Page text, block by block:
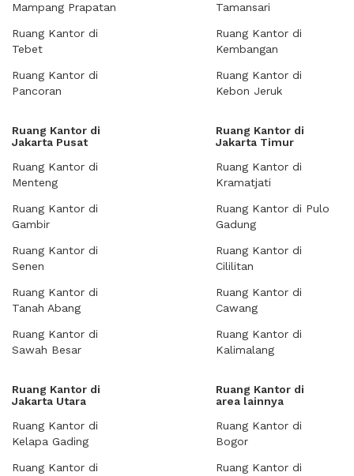
Mampang Prapatan
Ruang Kantor di
Tebet
Ruang Kantor di
Pancoran
Tamansari
Ruang Kantor di
Kembangan
Ruang Kantor di
Kebon Jeruk
Ruang Kantor di
Jakarta Pusat
Ruang Kantor di
Menteng
Ruang Kantor di
Gambir
Ruang Kantor di
Senen
Ruang Kantor di
Tanah Abang
Ruang Kantor di
Sawah Besar
Ruang Kantor di
Jakarta Timur
Ruang Kantor di
Kramatjati
Ruang Kantor di Pulo
Gadung
Ruang Kantor di
Cililitan
Ruang Kantor di
Cawang
Ruang Kantor di
Kalimalang
Ruang Kantor di
Jakarta Utara
Ruang Kantor di
Kelapa Gading
Ruang Kantor di
Ruang Kantor di
area lainnya
Ruang Kantor di
Bogor
Ruang Kantor di